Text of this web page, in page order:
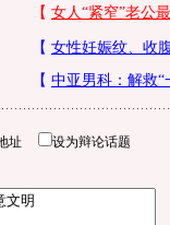
址 设为辩论话题